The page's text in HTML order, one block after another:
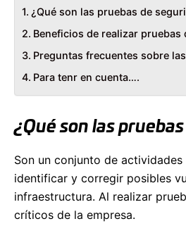
¿Qué son las pruebas de
Beneficios de realizar
Preguntas frecuentes sobre
Para tenr en cuenta….
¿Qué son las
Son un conjunto de
identificar y corregir posibles
infraestructura. Al realizar
críticos de la empresa.